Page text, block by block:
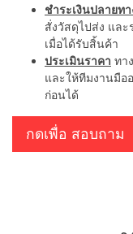
ชำระเงินปลายทา
สั่งวัสดุไปส่ง แล
เมื่อได้รับสิ้นค้า
ประเมินราคา ทา
และให้ทีมงานมือ
ก่อนได้
กดเพื่อ สอบถาม